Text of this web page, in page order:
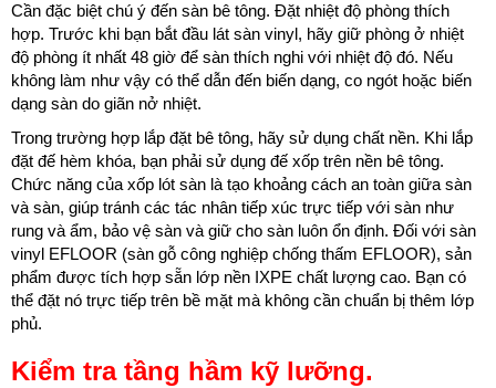
Cần đặc biệt chú ý đến sàn bê tông. Đặt nhiệt độ phòng thích
hợp. Trước khi bạn bắt đầu lát sàn vinyl, hãy giữ phòng ở nhiệt
độ phòng ít nhất 48 giờ để sàn thích nghi với nhiệt độ đó. Nếu
không làm như vậy có thể dẫn đến biến dạng, co ngót hoặc biến
dạng sàn do giãn nở nhiệt.
Trong trường hợp lắp đặt bê tông, hãy sử dụng chất nền. Khi lắp
đặt đế hèm khóa, bạn phải sử dụng đế xốp trên nền bê tông.
Chức năng của xốp lót sàn là tạo khoảng cách an toàn giữa sàn
và sàn, giúp tránh các tác nhân tiếp xúc trực tiếp với sàn như
rung và ẩm, bảo vệ sàn và giữ cho sàn luôn ổn định. Đối với sàn
vinyl EFLOOR (sàn gỗ công nghiệp chống thấm EFLOOR), sản
phẩm được tích hợp sẵn lớp nền IXPE chất lượng cao. Bạn có
thể đặt nó trực tiếp trên bề mặt mà không cần chuẩn bị thêm lớp
phủ.
Kiểm tra tầng hầm kỹ lưỡng.